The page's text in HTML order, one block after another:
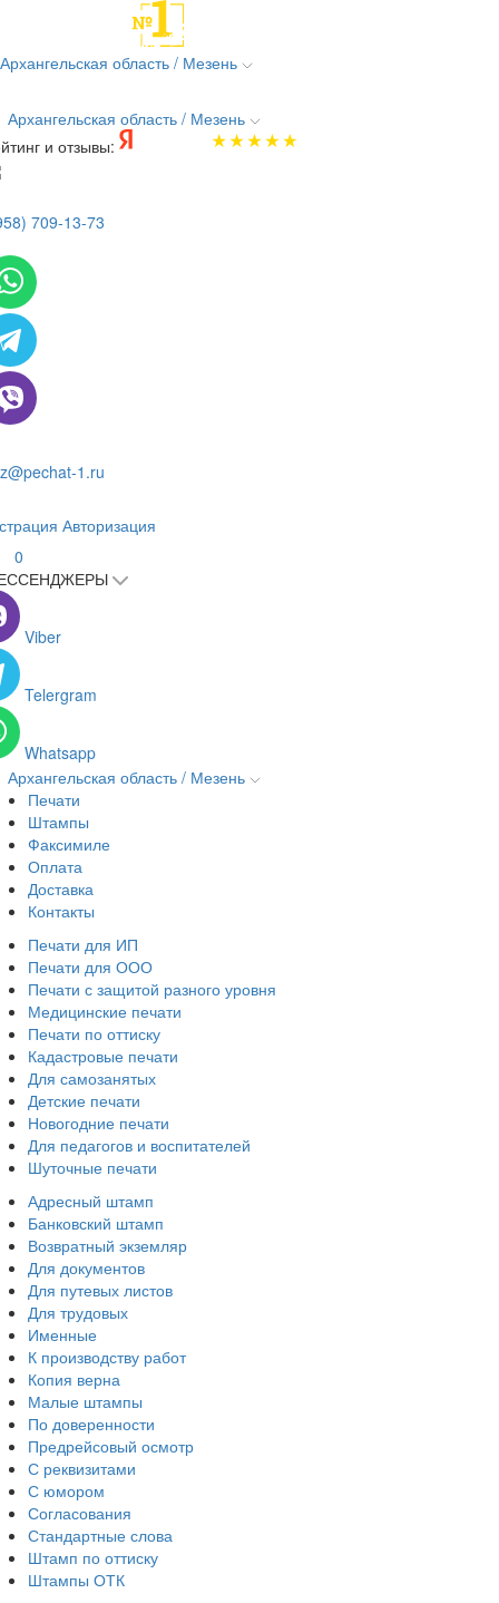
Архангельская область / Мезень
Архангельская область / Мезень
и отзывы:
709-13-73
1.ru
Авторизация
0
Viber
Telergram
Whatsapp
Архангельская область / Мезень
Печати
Штампы
Факсимиле
Оплата
Доставка
Контакты
Печати для ИП
Печати для ООО
Печати с защитой разного уровня
Медицинские печати
Печати по оттиску
Кадастровые печати
Для самозанятых
Детские печати
Новогодние печати
Для педагогов и воспитателей
Шуточные печати
Адресный штамп
Банковский штамп
Возвратный экземляр
Для документов
Для путевых листов
Для трудовых
Именные
К производству работ
Копия верна
Малые штампы
По доверенности
Предрейсовый осмотр
С реквизитами
С юмором
Согласования
Стандартные слова
Штамп по оттиску
Штампы ОТК